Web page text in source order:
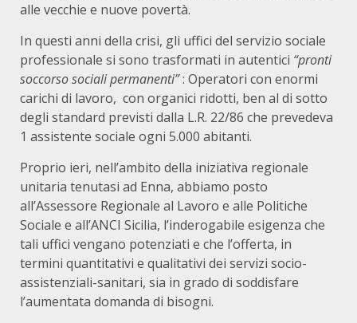
alle vecchie e nuove povertà.
In questi anni della crisi, gli uffici del servizio sociale
professionale si sono trasformati in autentici “pronti
soccorso sociali permanenti”: Operatori con enormi
carichi di lavoro, con organici ridotti, ben al di sotto
degli standard previsti dalla L.R. 22/86 che prevedeva
1 assistente sociale ogni 5.000 abitanti.
Proprio ieri, nell’ambito della iniziativa regionale
unitaria tenutasi ad Enna, abbiamo posto
all’Assessore Regionale al Lavoro e alle Politiche
Sociale e all’ANCI Sicilia, l’inderogabile esigenza che
tali uffici vengano potenziati e che l’offerta, in
termini quantitativi e qualitativi dei servizi socio-
assistenziali-sanitari, sia in grado di soddisfare
l’aumentata domanda di bisogni.